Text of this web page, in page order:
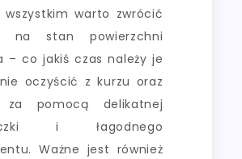
wszystkim warto zwrócić
na stan powierzchni
– co jakiś czas należy je
oczyścić z kurzu oraz
za pomocą delikatnej
i łagodnego
Ważne jest również